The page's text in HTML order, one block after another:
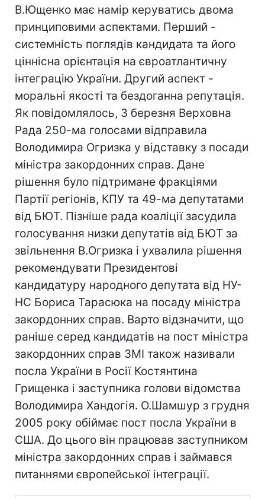
В.Ющенко має намір керуватись двома
принциповими аспектами. Перший -
системність поглядів кандидата та його
ціннісна орієнтація на євроатлантичну
інтеграцію України. Другий аспект -
моральні якості та бездоганна репутація.
Як повідомлялось, 3 березня Верховна
Рада 250-ма голосами відправила
Володимира Огризка у відставку з посади
міністра закордонних справ. Дане
рішення було підтримане фракціями
Партії регіонів, КПУ та 49-ма депутатами
від БЮТ. Пізніше рада коаліції засудила
голосування низки депутатів від БЮТ за
звільнення В.Огризка і ухвалила рішення
рекомендувати Президентові
кандидатуру народного депутата від НУ-
НС Бориса Тарасюка на посаду міністра
закордонних справ. Варто відзначити, що
раніше серед кандидатів на пост міністра
закордонних справ ЗМІ також називали
посла України в Росії Костянтина
Грищенка і заступника голови відомства
Володимира Хандогія. О.Шамшур з грудня
2005 року обіймає пост посла України в
США. До цього він працював заступником
міністра закордонних справ і займався
питаннями європейської інтеграції.